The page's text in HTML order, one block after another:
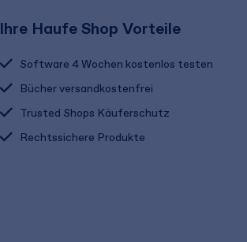
Ihre Haufe Shop Vorteile
Software 4 Wochen kostenlos testen
Bücher versandkostenfrei
Trusted Shops Käuferschutz
Rechtssichere Produkte